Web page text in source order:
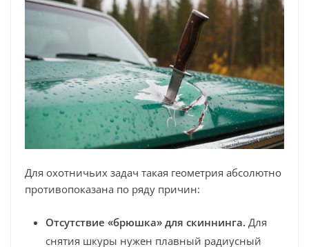
Для охотничьих задач такая геометрия абсолютно
противопоказана по ряду причин:
Отсутствие «брюшка» для скиннинга. Для
снятия шкуры нужен плавный радиусный